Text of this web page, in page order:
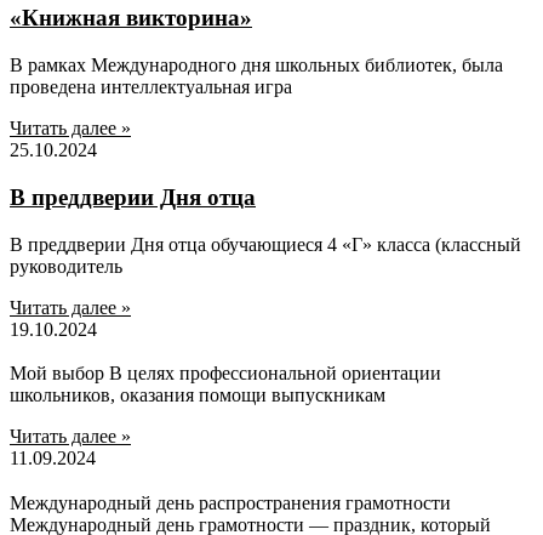
«Книжная викторина»
В рамках Международного дня школьных библиотек, была
проведена интеллектуальная игра
Читать далее »
25.10.2024
В преддверии Дня отца
В преддверии Дня отца обучающиеся 4 «Г» класса (классный
руководитель
Читать далее »
19.10.2024
Мой выбор В целях профессиональной ориентации
школьников, оказания помощи выпускникам
Читать далее »
11.09.2024
Международный день распространения грамотности
Международный день грамотности — праздник, который